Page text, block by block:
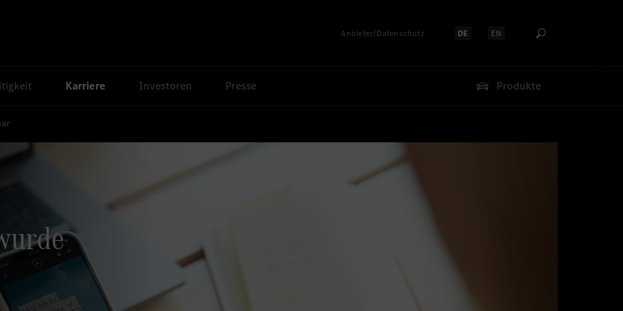
Anbieter/Datenschutz Sprache auswählen:
DE Sprache auswählen:
EN
Karriere Investoren Presse Produkte